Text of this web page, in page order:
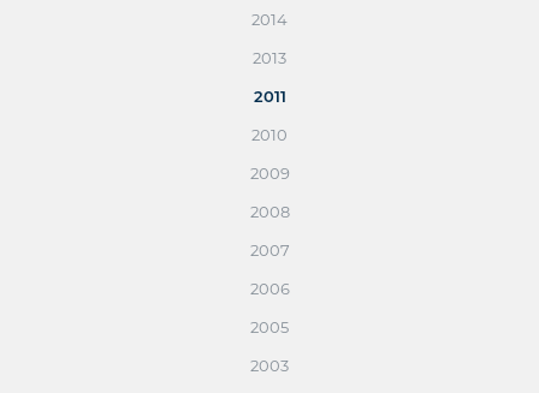
2014
2013
2011
2010
2009
2008
2007
2006
2005
2003